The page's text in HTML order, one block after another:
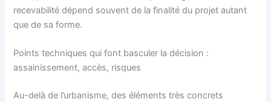
recevabilité dépend souvent de la finalité du projet autant
que de sa forme.
Points techniques qui font basculer la décision :
assainissement, accès, risques
Au-delà de l’urbanisme, des éléments très concrets